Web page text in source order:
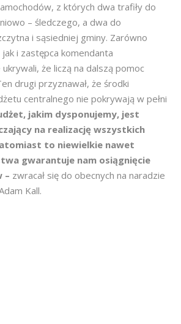
z których dwa trafiły do
– śledczego, a dwa do
i sąsiedniej gminy. Zarówno
i zastępca komendanta
że liczą na dalszą pomoc
drugi przyznawał, że środki
centralnego nie pokrywają w pełni
jakim dysponujemy, jest
na realizację wszystkich
to niewielkie nawet
gwarantuje nam osiągnięcie
– zwracał się do obecnych na naradzie
Kall.